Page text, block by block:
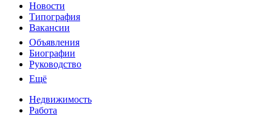
Новости
Типография
Вакансии
Объявления
Биографии
Руководство
Ещё
Недвижимость
Работа